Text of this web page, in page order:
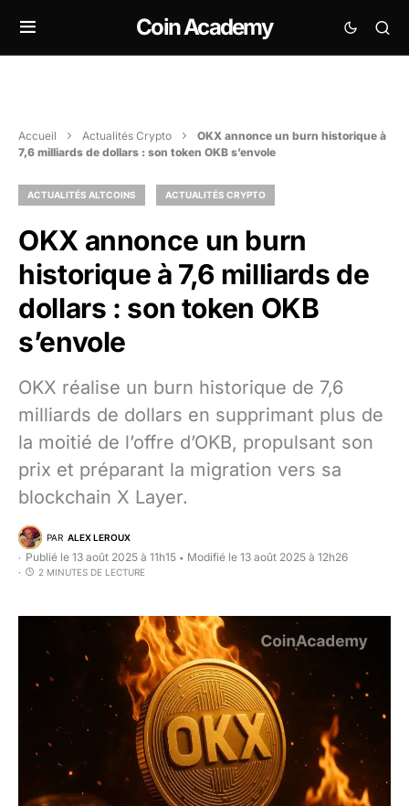
Coin Academy
Accueil Actualités Crypto
OKX annonce un burn historique à
7,6 milliards de dollars : son token OKB s’envole
ACTUALITÉS ALTCOINS ACTUALITÉS CRYPTO
OKX annonce un burn
historique à 7,6 milliards de
dollars : son token OKB
s’envole
OKX réalise un burn historique de 7,6
milliards de dollars en supprimant plus de
la moitié de l’offre d’OKB, propulsant son
prix et préparant la migration vers sa
blockchain X Layer.
PAR ALEX LEROUX
Publié le 13 août 2025 à 11h15 • Modifié le 13 août 2025 à 12h26
2 MINUTES DE LECTURE